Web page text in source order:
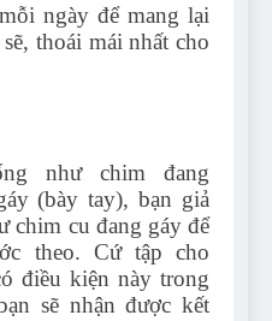
ngày để mang lại
thoái mái nhất cho
như chim đang
(bày tay), bạn giả
chim cu đang gáy để
theo. Cứ tập cho
điều kiện này trong
sẽ nhận được kết